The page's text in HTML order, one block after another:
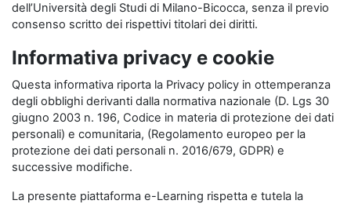
dell’Università degli Studi di Milano-Bicocca, senza il previo
consenso scritto dei rispettivi titolari dei diritti.
Informativa privacy e cookie
Questa informativa riporta la Privacy policy in ottemperanza
degli obblighi derivanti dalla normativa nazionale (D. Lgs 30
giugno 2003 n. 196, Codice in materia di protezione dei dati
personali) e comunitaria, (Regolamento europeo per la
protezione dei dati personali n. 2016/679, GDPR) e
successive modifiche.
La presente piattaforma e-Learning rispetta e tutela la